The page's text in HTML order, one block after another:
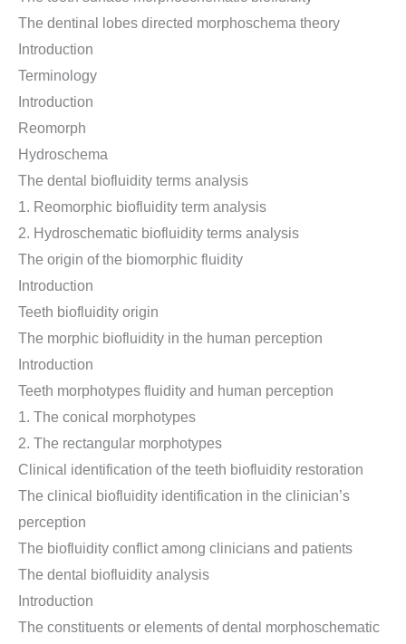
The dentinal lobes directed morphoschema theory
Introduction
Terminology
Introduction
Reomorph
Hydroschema
The dental biofluidity terms analysis
1. Reomorphic biofluidity term analysis
2. Hydroschematic biofluidity terms analysis
The origin of the biomorphic fluidity
Introduction
Teeth biofluidity origin
The morphic biofluidity in the human perception
Introduction
Teeth morphotypes fluidity and human perception
1. The conical morphotypes
2. The rectangular morphotypes
Clinical identification of the teeth biofluidity restoration
The clinical biofluidity identification in the clinician’s
perception
The biofluidity conflict among clinicians and patients
The dental biofluidity analysis
Introduction
The constituents or elements of dental morphoschematic